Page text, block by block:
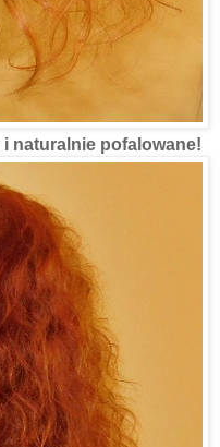
i naturalnie pofalowane!